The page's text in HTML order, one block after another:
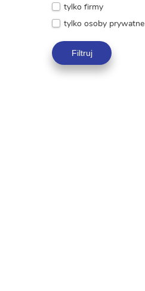
tylko firmy
tylko osoby prywatne
Filtruj